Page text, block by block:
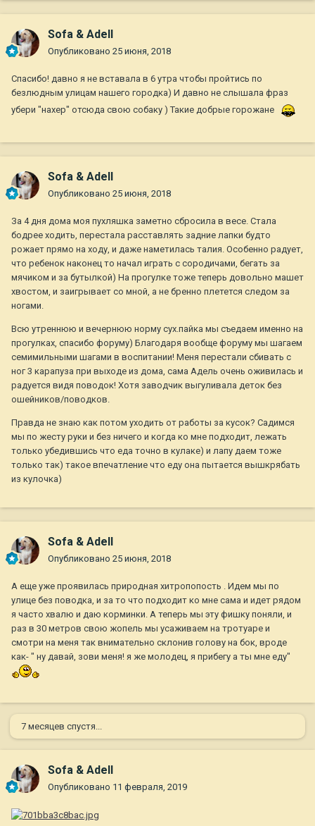
Sofa & Adell
Опубликовано 25 июня, 2018
Спасибо! давно я не вставала в 6 утра чтобы пройтись по
безлюдным улицам нашего городка) И давно не слышала фраз
убери "нахер" отсюда свою собаку ) Такие добрые горожане
Sofa & Adell
Опубликовано 25 июня, 2018
За 4 дня дома моя пухляшка заметно сбросила в весе. Стала
бодрее ходить, перестала расставлять задние лапки будто
рожает прямо на ходу, и даже наметилась талия. Особенно радует,
что ребенок наконец то начал играть с сородичами, бегать за
мячиком и за бутылкой) На прогулке тоже теперь довольно машет
хвостом, и заигрывает со мной, а не бренно плетется следом за
ногами.
Всю утреннюю и вечернюю норму сух.пайка мы съедаем именно на
прогулках, спасибо форуму) Благодаря вообще форуму мы шагаем
семимильными шагами в воспитании! Меня перестали сбивать с
ног 3 карапуза при выходе из дома, сама Адель очень оживилась и
радуется видя поводок! Хотя заводчик выгуливала деток без
ошейников/поводков.
Правда не знаю как потом уходить от работы за кусок? Садимся
мы по жесту руки и без ничего и когда ко мне подходит, лежать
только убедившись что еда точно в кулаке) и лапу даем тоже
только так) такое впечатление что еду она пытается вышкрябать
из кулочка)
Sofa & Adell
Опубликовано 25 июня, 2018
А еще уже проявилась природная хитропопость . Идем мы по
улице без поводка, и за то что подходит ко мне сама и идет рядом
я часто хвалю и даю корминки. А теперь мы эту фишку поняли, и
раз в 30 метров свою жопель мы усаживаем на тротуаре и
смотри на меня так внимательно склонив голову на бок, вроде
как- " ну давай, зови меня! я же молодец, я прибегу а ты мне еду"
7 месяцев спустя...
Sofa & Adell
Опубликовано 11 февраля, 2019